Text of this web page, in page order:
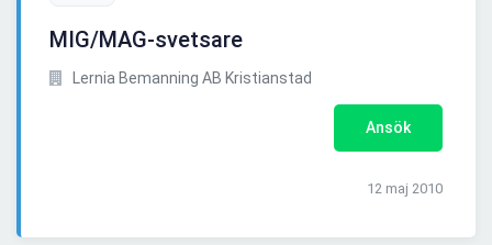
MIG/MAG-svetsare
Lernia Bemanning AB Kristianstad
Ansök
12 maj 2010